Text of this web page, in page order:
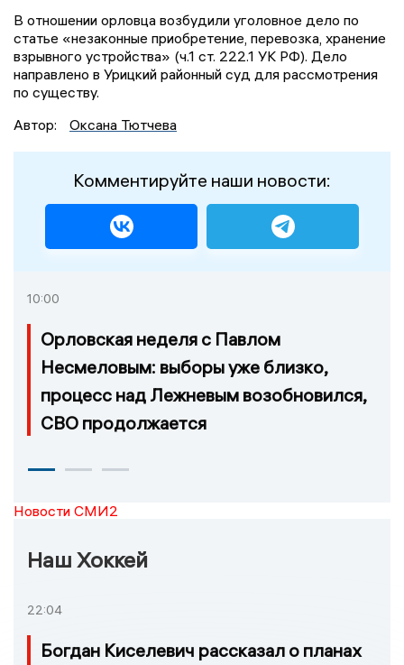
В отношении орловца возбудили уголовное дело по
статье «незаконные приобретение, перевозка, хранение
взрывного устройства» (ч.1 ст. 222.1 УК РФ). Дело
направлено в Урицкий районный суд для рассмотрения
по существу.
Автор:
Оксана Тютчева
Комментируйте наши новости:
10:00
Орловская неделя с Павлом
Несмеловым: выборы уже близко,
процесс над Лежневым возобновился,
СВО продолжается
Новости СМИ2
Наш Хоккей
22:04
Богдан Киселевич рассказал о планах